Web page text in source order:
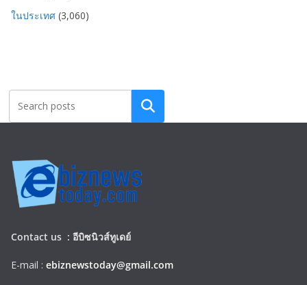
ในประเทศ (3,060)
Search
Contact us : อีบิซนิวส์ทูเดย์
E-mail : ebiznewstoday@gmail.com